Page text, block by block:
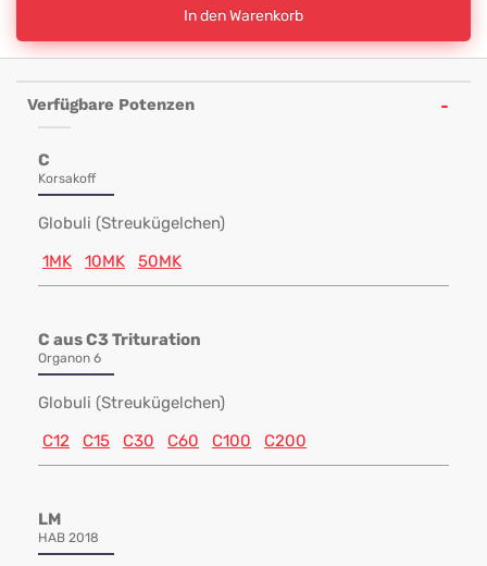
In den Warenkorb
Verfügbare Potenzen
C
Korsakoff
Globuli (Streukügelchen)
1MK
10MK 50MK
C aus C3 Trituration
Organon 6
Globuli (Streukügelchen)
C12
C15 C30 C60 C100 C200
LM
HAB 2018